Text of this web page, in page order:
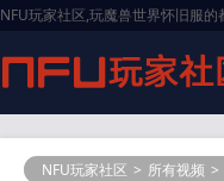
NFU玩家社区,玩魔兽世界怀旧服的
NFU玩家社区 > 所有视频 >